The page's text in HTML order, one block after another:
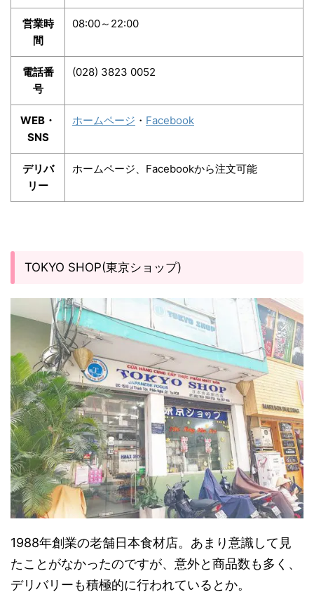
営業時
間
08:00～22:00
電話番
号
(028) 3823 0052
WEB・
SNS
ホームページ ・ Facebook
デリバ
リー
ホームページ、Facebookから注文可能
TOKYO SHOP(東京ショップ)
1988年創業の老舗日本食材店。あまり意識して見
たことがなかったのですが、意外と商品数も多く、
デリバリーも積極的に行われているとか。